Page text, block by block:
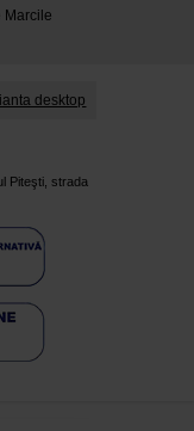
Marcile
desktop
Piteşti, strada